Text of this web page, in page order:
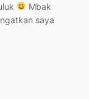
Mbak
saya